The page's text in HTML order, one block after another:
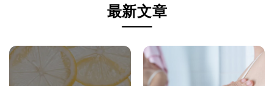
最新文章